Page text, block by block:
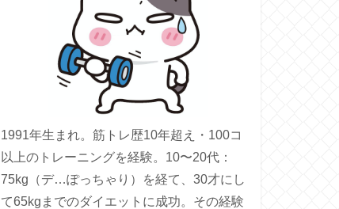
1991年生まれ。筋トレ歴10年超え・100コ
以上のトレーニングを経験。10〜20代：
75kg（デ…ぽっちゃり）を経て、30才にし
て65kgまでのダイエットに成功。その経験